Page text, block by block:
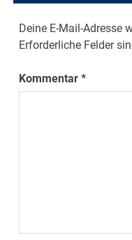
Deine E-Mail-Adresse
Erforderliche Felder
Kommentar*